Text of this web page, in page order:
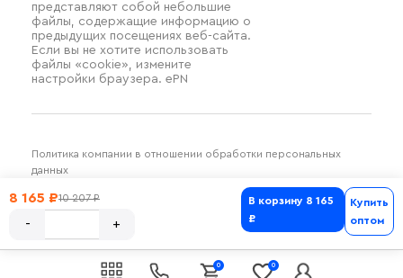
0 0
8 165 ₽10 207 ₽ В корзину 8 165
₽
Купить
оптом
представляют собой небольшие
файлы, содержащие информацию о
предыдущих посещениях веб-сайта.
Если вы не хотите использовать
файлы «cookie», измените
настройки браузера. ePN
Политика компании в отношении обработки персональных
данных